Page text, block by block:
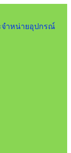
จำหน่ายอุปกรณ์